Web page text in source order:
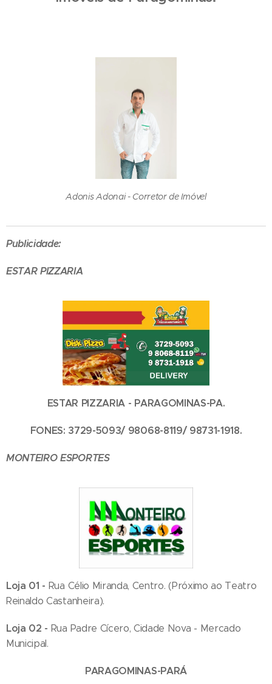
Adonis Adonai - Corretor de Imóvel
Publicidade:
ESTAR PIZZARIA
ESTAR PIZZARIA - PARAGOMINAS-PA.
FONES: 3729-5093/ 98068-8119/ 98731-1918.
MONTEIRO ESPORTES
Loja 01 - Rua Célio Miranda, Centro. (Próximo ao Teatro
Reinaldo Castanheira).
Loja 02 - Rua Padre Cícero, Cidade Nova - Mercado
Municipal.
PARAGOMINAS-PARÁ